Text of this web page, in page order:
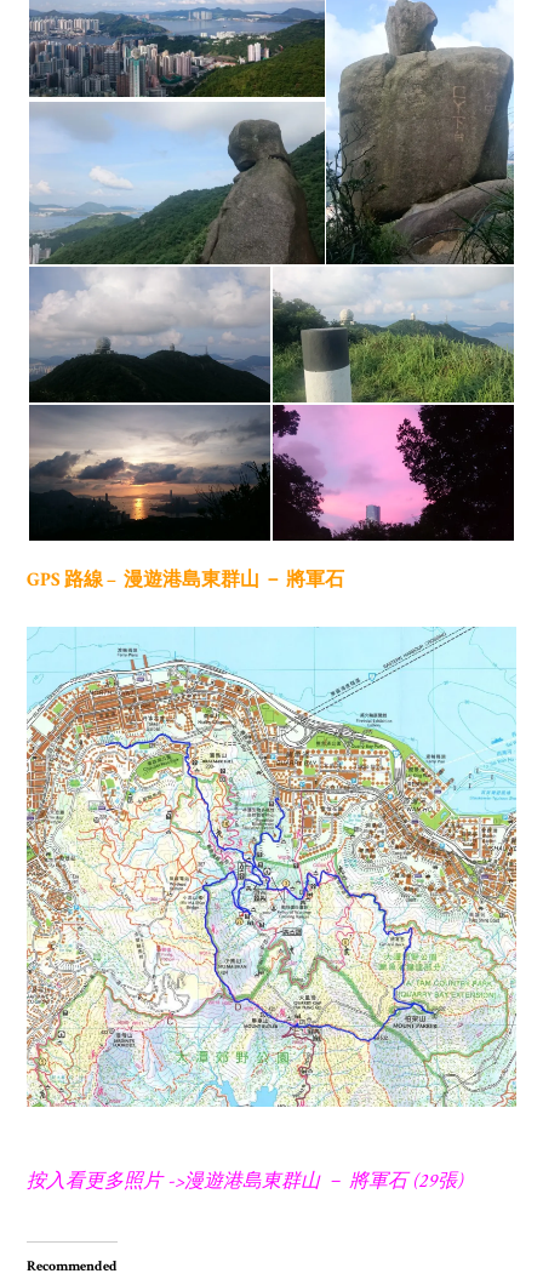
GPS 路線 –漫遊港島東群山 － 將軍石
按入看更多照片 ->漫遊港島東群山 － 將軍石 (29張)
Recommended